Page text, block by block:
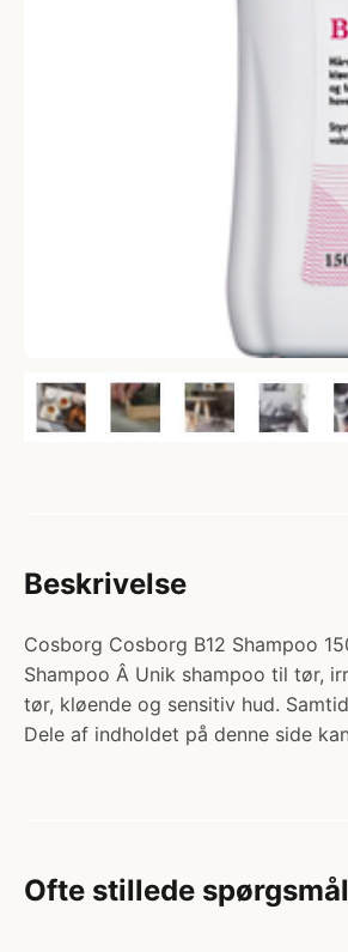
Beskrivelse
Cosborg Cosborg B12 Shampoo
Shampoo Â Unik shampoo til tør,
tør, kløende og sensitiv hud.
Dele af indholdet på denne side
Ofte stillede spørgsmål